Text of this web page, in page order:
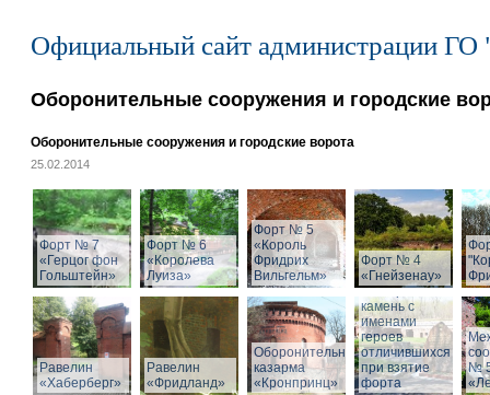
Официальный сайт администрации ГО
Оборонительные сооружения и городские
Оборонительные сооружения и городские ворота
25.02.2014
Форт № 7
«Герцог фон
Гольштейн»
Форт № 6
«Королева
Луиза»
Форт № 5
«Король
Фридрих
Вильгельм»
Форт № 4
«Гнейзенау»
Равелин
«Хаберберг»
Равелин
«Фридланд»
Оборонительная
казарма
«Кронпринц»
Мемориальный
камень с
именами
героев
отличившихся
при взятие
форта
№